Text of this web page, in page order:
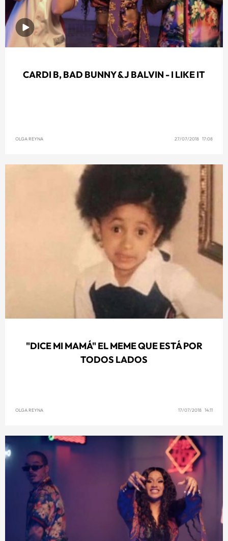
CARDI B, BAD BUNNY & J BALVIN - I LIKE IT
OLGA REYNA 27/07/2018 17:08
"DICE MI MAMÁ" EL MEME QUE ESTÁ POR
TODOS LADOS
OLGA REYNA 17/07/2018 14:11